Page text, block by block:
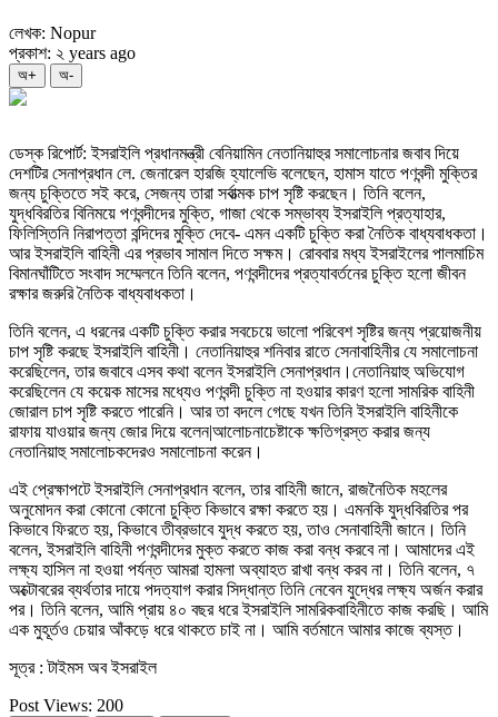
লেখক: Nopur
প্রকাশ: ২ years ago
অ+ অ-
ডেস্ক রিপোর্ট: ইসরাইলি প্রধানমন্ত্রী বেনিয়ামিন নেতানিয়াহুর সমালোচনার জবাব দিয়ে
দেশটির সেনাপ্রধান লে. জেনারেল হারজি হ্যালেভি বলেছেন, হামাস যাতে পণবন্দী মুক্তির
জন্য চুক্তিতে সই করে, সেজন্য তারা সর্বাত্মক চাপ সৃষ্টি করছেন। তিনি বলেন,
যুদ্ধবিরতির বিনিময়ে পণবন্দীদের মুক্তি, গাজা থেকে সম্ভাব্য ইসরাইলি প্রত্যাহার,
ফিলিস্তিনি নিরাপত্তা বন্দিদের মুক্তি দেবে- এমন একটি চুক্তি করা নৈতিক বাধ্যবাধকতা।
আর ইসরাইলি বাহিনী এর প্রভাব সামাল দিতে সক্ষম। রোববার মধ্য ইসরাইলের পালমাচিম
বিমানঘাঁটিতে সংবাদ সম্মেলনে তিনি বলেন, পণবন্দীদের প্রত্যাবর্তনের চুক্তি হলো জীবন
রক্ষার জরুরি নৈতিক বাধ্যবাধকতা।
তিনি বলেন, এ ধরনের একটি চুক্তি করার সবচেয়ে ভালো পরিবেশ সৃষ্টির জন্য প্রয়োজনীয়
চাপ সৃষ্টি করছে ইসরাইলি বাহিনী। নেতানিয়াহুর শনিবার রাতে সেনাবাহিনীর যে সমালোচনা
করেছিলেন, তার জবাবে এসব কথা বলেন ইসরাইলি সেনাপ্রধান।নেতানিয়াহু অভিযোগ
করেছিলেন যে কয়েক মাসের মধ্যেও পণবন্দী চুক্তি না হওয়ার কারণ হলো সামরিক বাহিনী
জোরাল চাপ সৃষ্টি করতে পারেনি। আর তা বদলে গেছে যখন তিনি ইসরাইলি বাহিনীকে
রাফায় যাওয়ার জন্য জোর দিয়ে বলেন|আলোচনাচেষ্টাকে ক্ষতিগ্রস্ত করার জন্য
নেতানিয়াহু সমালোচকদেরও সমালোচনা করেন।
এই প্রেক্ষাপটে ইসরাইলি সেনাপ্রধান বলেন, তার বাহিনী জানে, রাজনৈতিক মহলের
অনুমোদন করা কোনো কোনো চুক্তি কিভাবে রক্ষা করতে হয়। এমনকি যুদ্ধবিরতির পর
কিভাবে ফিরতে হয়, কিভাবে তীব্রভাবে যুদ্ধ করতে হয়, তাও সেনাবাহিনী জানে। তিনি
বলেন, ইসরাইলি বাহিনী পণবন্দীদের মুক্ত করতে কাজ করা বন্ধ করবে না। আমাদের এই
লক্ষ্য হাসিল না হওয়া পর্যন্ত আমরা হামলা অব্যাহত রাখা বন্ধ করব না। তিনি বলেন, ৭
অক্টোবরের ব্যর্থতার দায়ে পদত্যাগ করার সিদ্ধান্ত তিনি নেবেন যুদ্ধের লক্ষ্য অর্জন করার
পর। তিনি বলেন, আমি প্রায় ৪০ বছর ধরে ইসরাইলি সামরিকবাহিনীতে কাজ করছি। আমি
এক মুহূর্তও চেয়ার আঁকড়ে ধরে থাকতে চাই না। আমি বর্তমানে আমার কাজে ব্যস্ত।
সূত্র : টাইমস অব ইসরাইল
Post Views: 200